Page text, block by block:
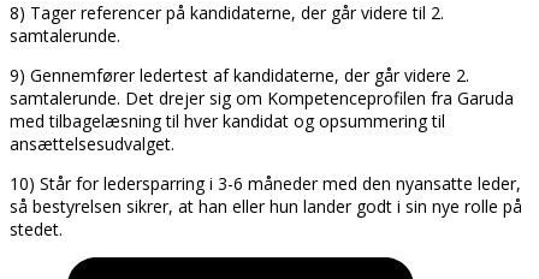
8) Tager referencer på kandidaterne, der går videre til 2.
samtalerunde.
9) Gennemfører ledertest af kandidaterne, der går videre 2.
samtalerunde. Det drejer sig om Kompetenceprofilen fra Garuda
med tilbagelæsning til hver kandidat og opsummering til
ansættelsesudvalget.
10) Står for ledersparring i 3-6 måneder med den nyansatte leder,
så bestyrelsen sikrer, at han eller hun lander godt i sin nye rolle på
stedet.